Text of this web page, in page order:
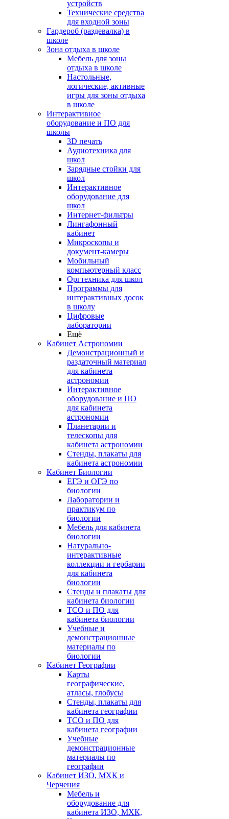
устройств
Технические средства
для входной зоны
Гардероб (раздевалка) в
школе
Зона отдыха в школе
Мебель для зоны
отдыха в школе
Настольные,
логические, активные
игры для зоны отдыха
в школе
Интерактивное
оборудование и ПО для
школы
3D печать
Аудиотехника для
школ
Зарядные стойки для
школ
Интерактивное
оборудование для
школ
Интернет-фильтры
Лингафонный
кабинет
Микроскопы и
документ-камеры
Мобильный
компьютерный класс
Оргтехника для школ
Программы для
интерактивных досок
в школу
Цифровые
лаборатории
Ещё
Кабинет Астрономии
Демонстрационный и
раздаточный материал
для кабинета
астрономии
Интерактивное
оборудование и ПО
для кабинета
астрономии
Планетарии и
телескопы для
кабинета астрономии
Стенды, плакаты для
кабинета астрономии
Кабинет Биологии
ЕГЭ и ОГЭ по
биологии
Лаборатории и
практикум по
биологии
Мебель для кабинета
биологии
Натурально-
интерактивные
коллекции и гербарии
для кабинета
биологии
Стенды и плакаты для
кабинета биологии
ТСО и ПО для
кабинета биологии
Учебные и
демонстрационные
материалы по
биологии
Кабинет Географии
Карты
географические,
атласы, глобусы
Стенды, плакаты для
кабинета географии
ТСО и ПО для
кабинета географии
Учебные
демонстрационные
материалы по
географии
Кабинет ИЗО, МХК и
Черчения
Мебель и
оборудование для
кабинета ИЗО, МХК,